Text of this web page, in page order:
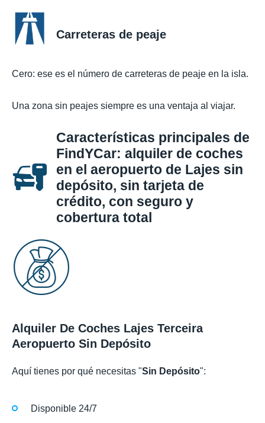
Carreteras de peaje
Cero: ese es el número de carreteras de peaje en la isla.
Una zona sin peajes siempre es una ventaja al viajar.
Características principales de
FindYCar: alquiler de coches
en el aeropuerto de Lajes sin
depósito, sin tarjeta de
crédito, con seguro y
cobertura total
Alquiler De Coches Lajes Terceira
Aeropuerto Sin Depósito
Aquí tienes por qué necesitas "Sin Depósito":
Disponible 24/7